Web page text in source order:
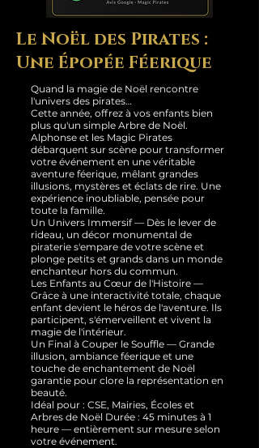
Le Noël des Pirates :
Une Épopée Féerique
Quand la magie de Noël rencontre
l'univers des pirates…
Cette année, offrez à vos enfants bien
plus qu'un simple Arbre de Noël.
Alphonse et les Magic Pirates
débarquent sur scène pour transformer
votre événement en une véritable
aventure féerique, mêlant grandes
illusions, mystères et éclats de rire. Une
expérience inoubliable, pensée pour
toute la famille.
Un Univers Immersif — Dès le lever de
rideau, un décor monumental de
piraterie s'empare de votre scène et
plonge petits et grands dans un monde
enchanteur hors du commun.
Les Enfants au Cœur de l'Histoire —
Grâce à une interactivité totale, chaque
enfant devient le héros de l'aventure. Ils
participent, s'émerveillent et vivent la
magie de l'intérieur.
Un Final à Couper le Souffle — Grande
illusion, ambiance féerique et une
touche de enchantement de Noël
garantie pour clore la représentation en
beauté.
Idéal pour : CSE, Mairies, Écoles et
Arbres de Noël Durée : 45 minutes à 1
heure — entièrement sur mesure selon
votre événement.